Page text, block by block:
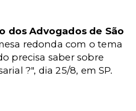
dos Advogados de São
redonda com o tema
precisa saber sobre
?", dia 25/8, em SP.